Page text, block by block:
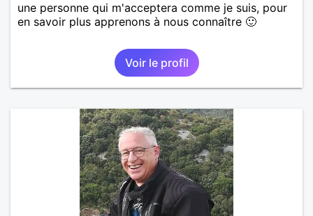
une personne qui m'acceptera comme je suis, pour
en savoir plus apprenons à nous connaître 🙂
Voir le profil